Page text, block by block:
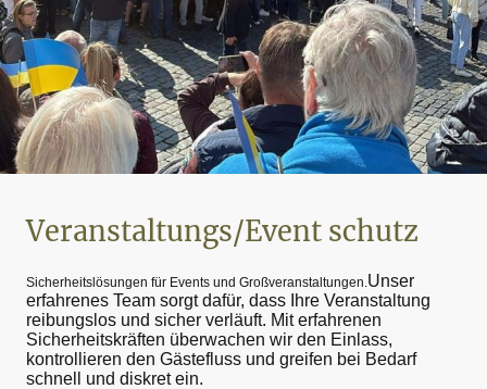
Veranstaltungs/Event schutz
Sicherheitslösungen für Events und Großveranstaltungen.Unser
erfahrenes Team sorgt dafür, dass Ihre Veranstaltung
reibungslos und sicher verläuft. Mit erfahrenen
Sicherheitskräften überwachen wir den Einlass,
kontrollieren den Gästefluss und greifen bei Bedarf
schnell und diskret ein.